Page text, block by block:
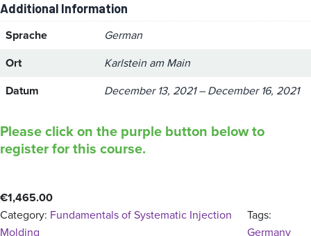
Additional Information
Sprache
German
Ort
Karlstein am Main
Datum
December 13, 2021 – December 16, 2021
Please click on the purple button below to
register for this course.
€1,465.00
Category: Fundamentals of Systematic Injection
Molding
Tags:
Germany